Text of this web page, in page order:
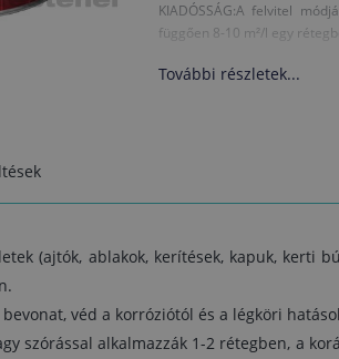
KIADÓSSÁG:A felvitel
függően 8-10 m²/l egy
További részletek...
(ajtók, ablakok, kerítések, kapuk, kerti
bevonat, véd a korróziótól és a légköri
szórással alkalmazzák 1-2 rétegben, a